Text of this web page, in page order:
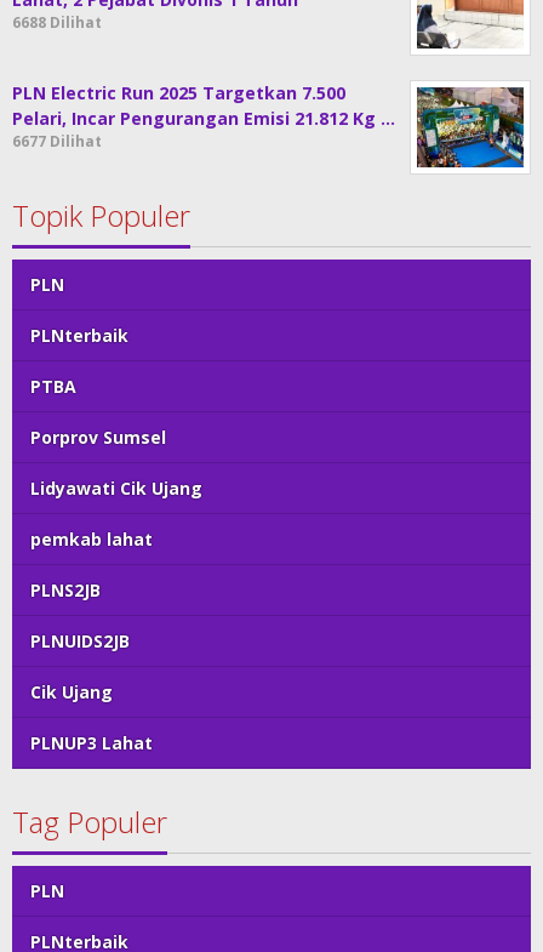
6688 Dilihat
PLN Electric Run 2025 Targetkan 7.500
Pelari, Incar Pengurangan Emisi 21.812 Kg …
6677 Dilihat
Topik Populer
PLN
PLNterbaik
PTBA
Porprov Sumsel
Lidyawati Cik Ujang
pemkab lahat
PLNS2JB
PLNUIDS2JB
Cik Ujang
PLNUP3 Lahat
Tag Populer
PLN
PLNterbaik